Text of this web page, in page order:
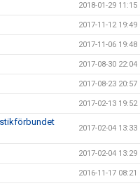
2018-01-29 11:15
2017-11-12 19:49
2017-11-06 19:48
2017-08-30 22:04
2017-08-23 20:57
2017-02-13 19:52
2017-02-04 13:33
2017-02-04 13:29
2016-11-17 08:21